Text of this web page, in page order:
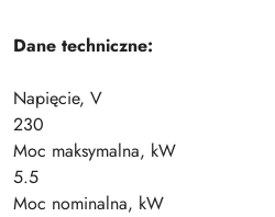
Dane techniczne:
Napięcie, V
230
Moc maksymalna, kW
5.5
Moc nominalna, kW